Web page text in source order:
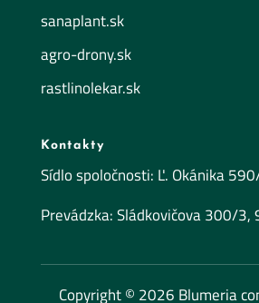
sanaplant.sk
agro-drony.sk
rastlinolekar.sk
Kontakty
Sídlo spoločnosti: Ľ. Okánika
Prevádzka: Sládkovičova 300/
Copyright © 2026 Blumeria